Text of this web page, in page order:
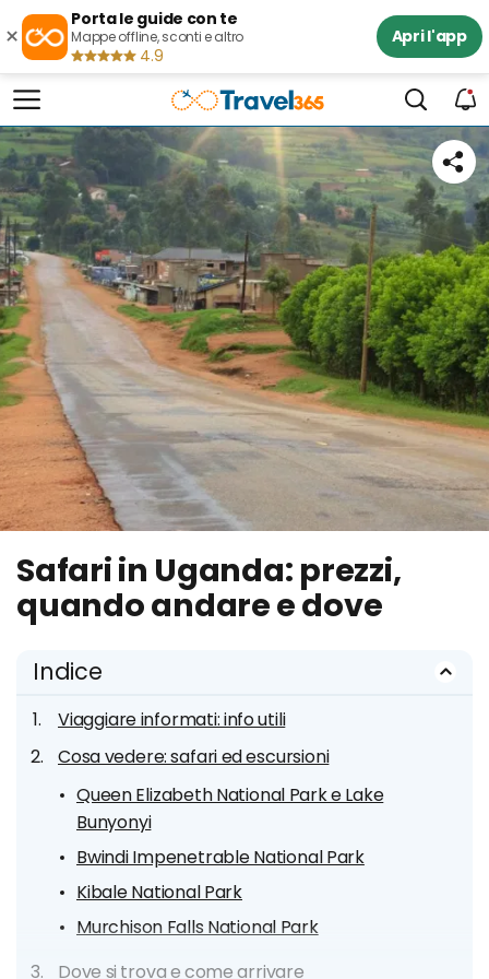
×
Porta le guide con te
Mappe offline, sconti e altro
4.9
Apri l'app
Safari in Uganda: prezzi,
quando andare e dove
Indice
Viaggiare informati: info utili
Cosa vedere: safari ed escursioni
Queen Elizabeth National Park e Lake
Bunyonyi
Bwindi Impenetrable National Park
Kibale National Park
Murchison Falls National Park
Dove si trova e come arrivare